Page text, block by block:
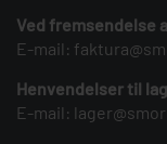
Ved fremsendelse
E-mail:
Henvendelser til
E-mail: